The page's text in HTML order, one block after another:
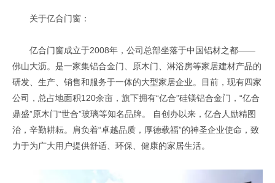
关于亿合门窗：
亿合门窗成立于2008年，公司总部坐落于中国铝材之都——
佛山大沥。是一家集铝合金门、原木门、淋浴房等家居建材产品的
研发、生产、销售和服务于一体的大型家居企业。目前，现有四家
公司，总占地面积120余亩，旗下拥有“亿合”硅镁铝合金门，“亿合
鼎盛”原木门“世合”玻璃等知名品牌。 自创办以来，亿合人励精图
治，辛勤耕耘。肩负着“卓越品质，厚德载福”的神圣企业使命，致
力于为广大用户提供舒适、环保、健康的家居生活。